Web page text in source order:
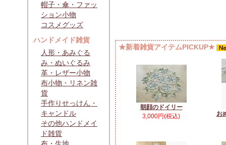
帽子・傘・ファッ
ション小物
コスメグッズ
ハンドメイド雑貨
人形・あみぐる
み・ぬいぐるみ
革・レザー小物
布小物・リネン雑
貨
手作りせっけん・
キャンドル
その他ハンドメイ
ド雑貨
★新着雑貨アイテムPICKUP★
朝顔のドイリー
3,000円(税込)
お